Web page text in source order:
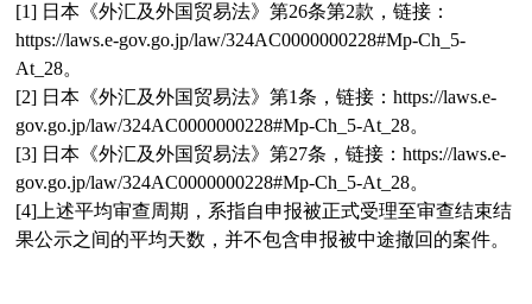
[1] 日本《外汇及外国贸易法》第26条第2款，链接：
https://laws.e-gov.go.jp/law/324AC0000000228#Mp-Ch_5-
At_28。
[2] 日本《外汇及外国贸易法》第1条，链接：https://laws.e-
gov.go.jp/law/324AC0000000228#Mp-Ch_5-At_28。
[3] 日本《外汇及外国贸易法》第27条，链接：https://laws.e-
gov.go.jp/law/324AC0000000228#Mp-Ch_5-At_28。
[4]上述平均审查周期，系指自申报被正式受理至审查结束结
果公示之间的平均天数，并不包含申报被中途撤回的案件。